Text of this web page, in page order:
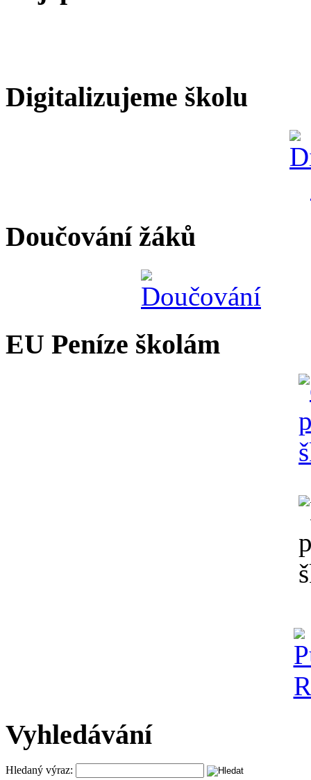
Digitalizujeme školu
Doučování žáků
EU Peníze školám
Vyhledávání
Hledaný výraz: